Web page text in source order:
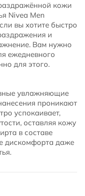
кожи
Nivea Men
вы хотите быстро
и
Вам нужно
ежедневного
для этого.
увлажняющие
проникают
успокаивает,
оставляя кожу
в составе
дискомфорта даже